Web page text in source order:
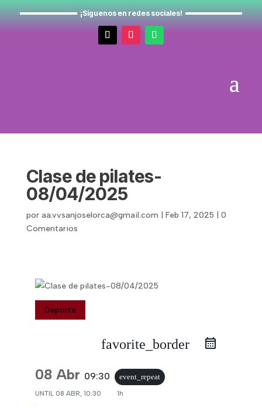
¡Síguenos en redes sociales!
Clase de pilates-
08/04/2025
por aa.vvsanjoselorca@gmail.com Feb 17, 2025
0
Comentarios
Deporte
favorite_border
08 Abr 09:30
event_repeat
UNTIL 08 ABR, 10:30 1h